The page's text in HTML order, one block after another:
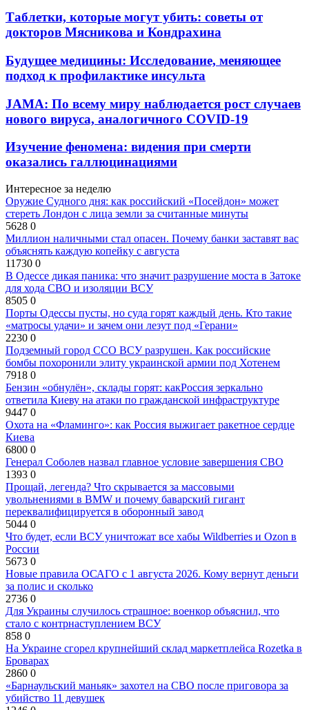
Таблетки, которые могут убить: советы от
докторов Мясникова и Кондрахина
Будущее медицины: Исследование, меняющее
подход к профилактике инсульта
JAMA: По всему миру наблюдается рост случаев
нового вируса, аналогичного COVID-19
Изучение феномена: видения при смерти
оказались галлюцинациями
Интересное за неделю
Оружие Судного дня: как российский «Посейдон» может
стереть Лондон с лица земли за считанные минуты
5628 0
Миллион наличными стал опасен. Почему банки заставят вас
объяснять каждую копейку с августа
11730 0
В Одессе дикая паника: что значит разрушение моста в Затоке
для хода СВО и изоляции ВСУ
8505 0
Порты Одессы пусты, но суда горят каждый день. Кто такие
«матросы удачи» и зачем они лезут под «Герани»
2230 0
Подземный город ССО ВСУ разрушен. Как российские
бомбы похоронили элиту украинской армии под Хотенем
7918 0
Бензин «обнулён», склады горят: какРоссия зеркально
ответила Киеву на атаки по гражданской инфраструктуре
9447 0
Охота на «Фламинго»: как Россия выжигает ракетное сердце
Киева
6800 0
Генерал Соболев назвал главное условие завершения СВО
1393 0
Прощай, легенда? Что скрывается за массовыми
увольнениями в BMW и почему баварский гигант
переквалифицируется в оборонный завод
5044 0
Что будет, если ВСУ уничтожат все хабы Wildberries и Ozon в
России
5673 0
Новые правила ОСАГО с 1 августа 2026. Кому вернут деньги
за полис и сколько
2736 0
Для Украины случилось страшное: военкор объяснил, что
стало с контрнаступлением ВСУ
858 0
На Украине сгорел крупнейший склад маркетплейса Rozetka в
Броварах
2860 0
«Барнаульский маньяк» захотел на СВО после приговора за
убийство 11 девушек